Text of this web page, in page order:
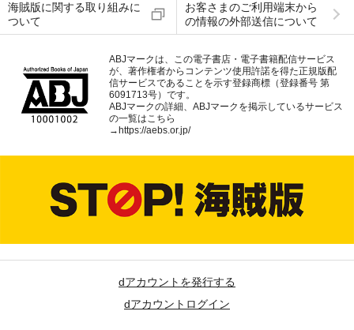
海賊版に関する取り組みに
ついて
お客さまのご利用端末から
の情報の外部送信について
ABJマークは、この電子書店・電子書籍配信サービス
が、著作権者からコンテンツ使用許諾を得た正規版配
信サービスであることを示す登録商標（登録番号 第
6091713号）です。
ABJマークの詳細、ABJマークを掲示しているサービス
の一覧はこちら
→ https://aebs.or.jp/
dアカウントを発行する
dアカウントログイン